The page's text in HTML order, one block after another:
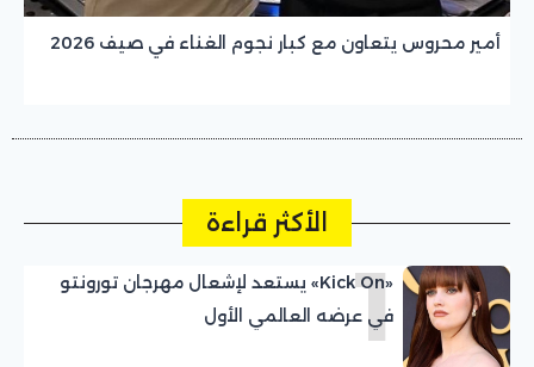
أمير محروس يتعاون مع كبار نجوم الغناء في صيف 2026
الأكثر قراءة
1
«Kick On» يستعد لإشعال مهرجان تورونتو
في عرضه العالمي الأول